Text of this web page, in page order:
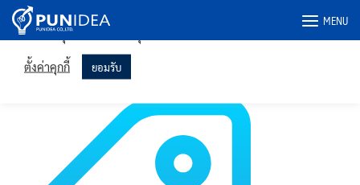
Skip
MENU
เราใช้คุกกี้ในเว็บไซต์ของเราเพื่อให้คุณได้รับประสบการณ์ที่เกี่ยวข้อง
มากที่สุดโดยจดจำการตั้งค่าของคุณและเข้าชมซ้ำ การคลิก "ยอมรับ"
แสดงว่าคุณยินยอมให้ใช้คุกกี้ทั้งหมด
ตั้งค่าคุกกี้ ยอมรับ